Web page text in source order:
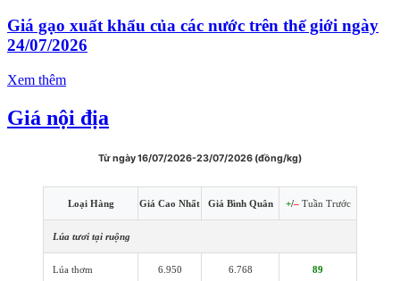
Giá gạo xuất khẩu của các nước trên thế giới ngày
24/07/2026
Xem thêm
Giá nội địa
Từ ngày 16/07/2026-23/07/2026 (đồng/kg)
Loại Hàng Giá Cao Nhất Giá Bình Quân +/–Tuần Trước
Lúa tươi tại ruộng
Lúa thơm 6.950 6.768 89